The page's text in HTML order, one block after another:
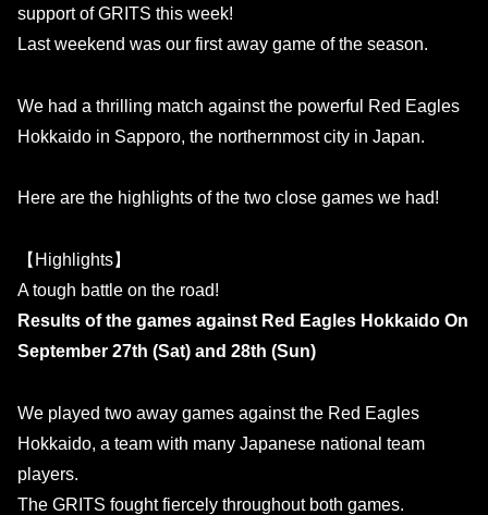
support of GRITS this week!
Last weekend was our first away game of the season.
We had a thrilling match against the powerful Red Eagles
Hokkaido in Sapporo, the northernmost city in Japan.
Here are the highlights of the two close games we had!
【Highlights】
A tough battle on the road!
Results of the games against Red Eagles Hokkaido On
September 27th (Sat) and 28th (Sun)
We played two away games against the Red Eagles
Hokkaido, a team with many Japanese national team
players.
The GRITS fought fiercely throughout both games.